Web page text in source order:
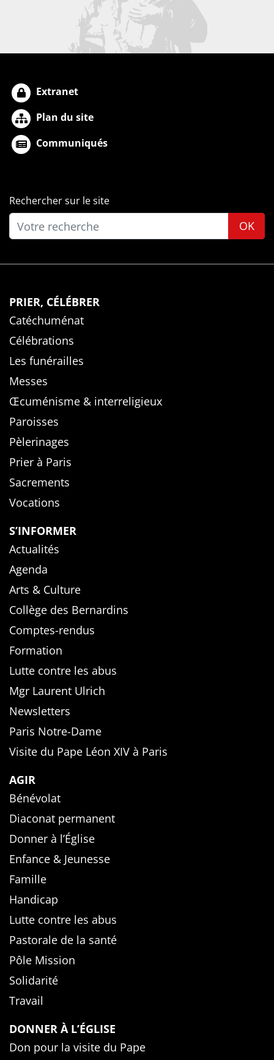
Extranet
Plan du site
Communiqués
Rechercher sur le site
OK
PRIER, CÉLÉBRER
Catéchuménat
Célébrations
Les funérailles
Messes
Œcuménisme & interreligieux
Paroisses
Pèlerinages
Prier à Paris
Sacrements
Vocations
S’INFORMER
Actualités
Agenda
Arts & Culture
Collège des Bernardins
Comptes-rendus
Formation
Lutte contre les abus
Mgr Laurent Ulrich
Newsletters
Paris Notre-Dame
Visite du Pape Léon XIV à Paris
AGIR
Bénévolat
Diaconat permanent
Donner à l’Église
Enfance & Jeunesse
Famille
Handicap
Lutte contre les abus
Pastorale de la santé
Pôle Mission
Solidarité
Travail
DONNER À L’ÉGLISE
Don pour la visite du Pape